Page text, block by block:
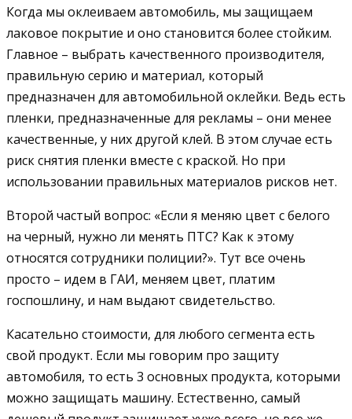
Когда мы оклеиваем автомобиль, мы защищаем
лаковое покрытие и оно становится более стойким.
Главное – выбрать качественного производителя,
правильную серию и материал, который
предназначен для автомобильной оклейки. Ведь есть
пленки, предназначенные для рекламы – они менее
качественные, у них другой клей. В этом случае есть
риск снятия пленки вместе с краской. Но при
использовании правильных материалов рисков нет.
Второй частый вопрос: «Если я меняю цвет с белого
на черный, нужно ли менять ПТС? Как к этому
относятся сотрудники полиции?». Тут все очень
просто – идем в ГАИ, меняем цвет, платим
госпошлину, и нам выдают свидетельство.
Касательно стоимости, для любого сегмента есть
свой продукт. Если мы говорим про защиту
автомобиля, то есть 3 основных продукта, которыми
можно защищать машину. Естественно, самый